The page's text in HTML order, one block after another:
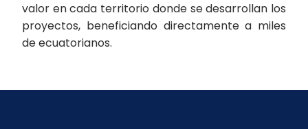
valor en cada territorio donde se desarrollan los
proyectos, beneficiando directamente a miles
de ecuatorianos.